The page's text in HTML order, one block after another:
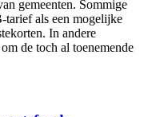
gemeenten. Sommige
tarief als een mogelijke
In andere
de toch al toenemende